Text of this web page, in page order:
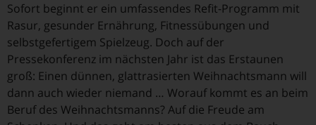
Sofort beginnt er ein umfassendes Refit-Programm mit
Rasur, gesunder Ernährung, Fitnessübungen und
selbstgefertigem Spielzeug. Doch auf der
Pressekonferenz im nächsten Jahr ist das Erstaunen
groß: Einen dünnen, glattrasierten Weihnachtsmann will
dann auch wieder niemand … Worauf kommt es an beim
Beruf des Weihnachtsmanns? Auf die Freude am